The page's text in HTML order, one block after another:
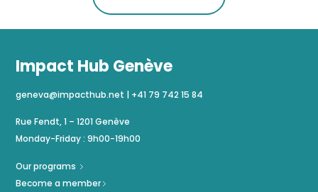
Impact Hub Genève
geneva@impacthub.net | +41 79 742 15 84
Rue Fendt, 1 – 1201 Genève
Monday-Friday : 9h00-19h00
Our programs
Become a member